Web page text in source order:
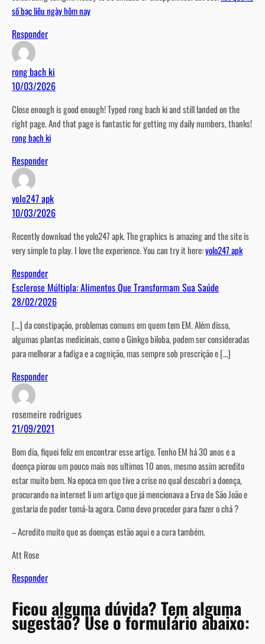
số bạc liêu ngày hôm nay
Responder
rong bach ki
10/03/2026
Close enough is good enough! Typed rong bach ki and still landed on the
right page. And that page is fantastic for getting my daily numbers, thanks!
rong bach ki
Responder
yolo247 apk
10/03/2026
Recently download the yolo247 apk. The graphics is amazing and the site is
very simple to play. I love the experience. You can try it here:yolo247 apk
Responder
Esclerose Múltipla: Alimentos Que Transformam Sua Saúde
28/02/2026
[…] da constipação, problemas comuns em quem tem EM. Além disso,
algumas plantas medicinais, como o Ginkgo biloba, podem ser consideradas
para melhorar a fadiga e a cognição, mas sempre sob prescrição e […]
Responder
rosemeire rodrigues
21/09/2021
Bom dia, fiquei feliz em encontrar esse artigo. Tenho EM há 30 anos e a
doença piorou um pouco mais nos ultimos 10 anos, mesmo assim acredito
estar muito bem. Na epoca em que tive a crise no qual descobri a doença,
procurando na internet li um artigo que já mencionava a Erva de São João e
gostaria de poder tomá-la agora. Como devo proceder para fazer o chá ?
– Acredito muito que as doenças estão aqui e a cura também.
Att Rose
Responder
Ficou alguma dúvida? Tem alguma
sugestão? Use o formulário abaixo: